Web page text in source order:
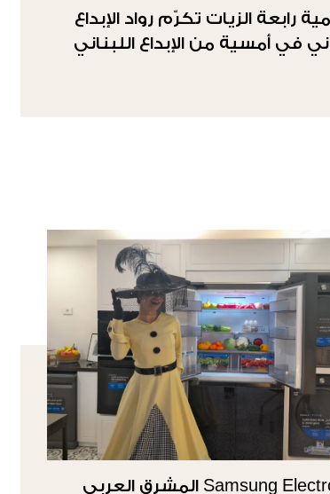
رابعة الزيات تكرّم رواد الإبداع
في أمسية من الإبداع اللبناني
Samsung Electronics المشرق العربي